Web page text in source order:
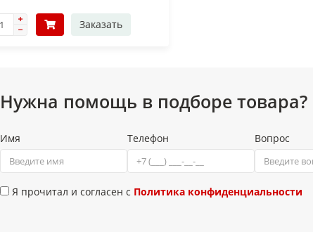
Заказать
Нужна помощь в подборе товара?
Имя Телефон
Вопрос
Я прочитал и согласен с Политика конфиденциальности